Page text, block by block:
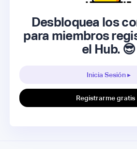
Desbloquea los
para miembros
el Hub. 😎
Inicia Sesión ▸
Registrarme gratis